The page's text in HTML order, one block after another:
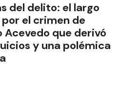
del delito: el largo
el crimen de
Acevedo que derivó
y una polémica